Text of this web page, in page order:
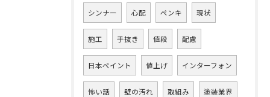
シンナー 心配 ペンキ 現状
施工 手抜き 値段 配慮
日本ペイント 値上げ インターフォン
怖い話 壁の汚れ 取組み 塗装業界